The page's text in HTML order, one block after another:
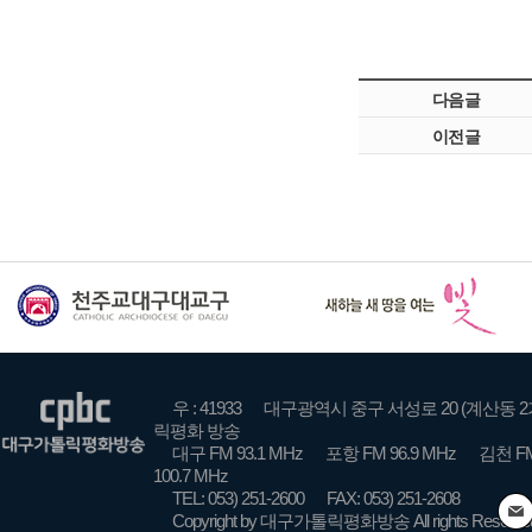
다음글
이전글
우 : 41933
대구광역시 중구 서성로 20 (계산동 2
릭평화 방송
대구 FM 93.1 MHz
포항 FM 96.9 MHz
김천
100.7 MHz
TEL: 053) 251-2600
FAX: 053) 251-2608
Copyright by 대구가톨릭평화방송 All rights